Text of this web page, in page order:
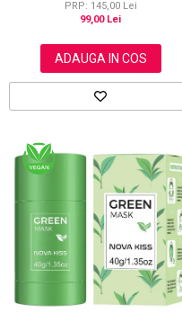
PRP: 145,00 Lei
99,00 Lei
ADAUGA IN COS